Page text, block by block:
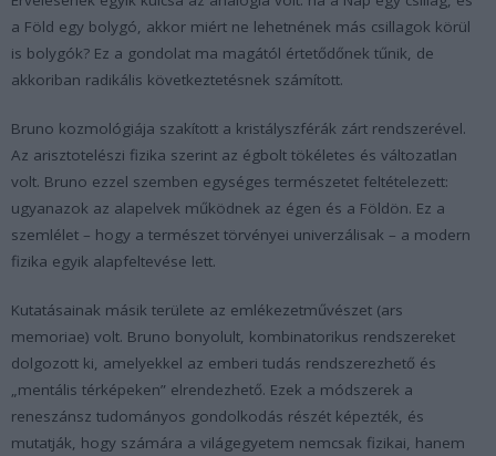
a Föld egy bolygó, akkor miért ne lehetnének más csillagok körül
is bolygók? Ez a gondolat ma magától értetődőnek tűnik, de
akkoriban radikális következtetésnek számított.
Bruno kozmológiája szakított a kristályszférák zárt rendszerével.
Az arisztotelészi fizika szerint az égbolt tökéletes és változatlan
volt. Bruno ezzel szemben egységes természetet feltételezett:
ugyanazok az alapelvek működnek az égen és a Földön. Ez a
szemlélet – hogy a természet törvényei univerzálisak – a modern
fizika egyik alapfeltevése lett.
Kutatásainak másik területe az emlékezetművészet (ars
memoriae) volt. Bruno bonyolult, kombinatorikus rendszereket
dolgozott ki, amelyekkel az emberi tudás rendszerezhető és
„mentális térképeken” elrendezhető. Ezek a módszerek a
reneszánsz tudományos gondolkodás részét képezték, és
mutatják, hogy számára a világegyetem nemcsak fizikai, hanem